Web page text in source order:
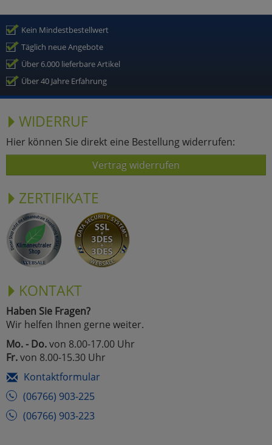
Kein Mindestbestellwert
Täglich neue Angebote
Über 6.000 lieferbare Artikel
Über 40 Jahre Erfahrung
WIDERRUF
Hier können Sie direkt eine Bestellung widerrufen:
Vertrag widerrufen
ZERTIFIKATE
KONTAKT
Haben Sie Fragen?
Wir helfen Ihnen gerne weiter.
Mo. - Do.von 8.00-17.00 Uhr
Fr.von 8.00-15.30 Uhr
Kontaktformular
(06766) 903-225
(06766) 903-223